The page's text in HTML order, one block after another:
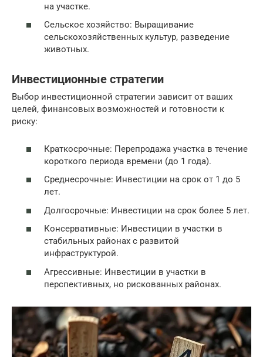
на участке.
Сельское хозяйство: Выращивание
сельскохозяйственных культур, разведение
животных.
Инвестиционные стратегии
Выбор инвестиционной стратегии зависит от ваших
целей, финансовых возможностей и готовности к
риску:
Краткосрочные: Перепродажа участка в течение
короткого периода времени (до 1 года).
Среднесрочные: Инвестиции на срок от 1 до 5
лет.
Долгосрочные: Инвестиции на срок более 5 лет.
Консервативные: Инвестиции в участки в
стабильных районах с развитой
инфраструктурой.
Агрессивные: Инвестиции в участки в
перспективных, но рискованных районах.